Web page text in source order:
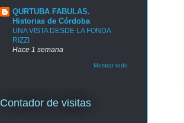
QURTUBA FABULAS.
Historias de Córdoba
UNA VISTA DESDE LA FONDA
RIZZI
Hace 1 semana
Mostrar todo
Contador de visitas